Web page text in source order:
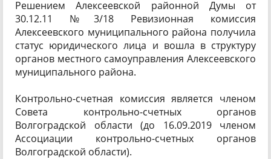
Решением Алексеевской районной Думы от
30.12.11 №3/18 Ревизионная комиссия
Алексеевского муниципального района получила
статус юридического лица и вошла в структуру
органов местного самоуправления Алексеевского
муниципального района.
Контрольно-счетная комиссия является членом
Совета контрольно-счетных органов
Волгоградской области (до 16.09.2019 членом
Ассоциации контрольно-счетных органов
Волгоградской области).